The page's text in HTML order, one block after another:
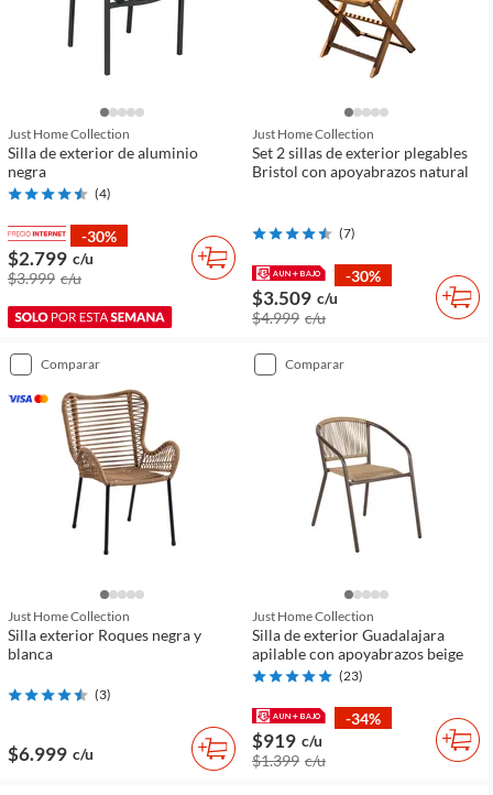
Just Home Collection
Silla de exterior de aluminio
negra
(4)
-30%
$2.799 c/u
$3.999 c/u
Just Home Collection
Set 2 sillas de exterior plegables
Bristol con apoyabrazos natural
(7)
-30%
$3.509 c/u
$4.999 c/u
comparar
Just Home Collection
Silla exterior Roques negra y
blanca
(3)
$6.999 c/u
comparar
Just Home Collection
Silla de exterior Guadalajara
apilable con apoyabrazos beige
(23)
-34%
$919 c/u
$1.399 c/u